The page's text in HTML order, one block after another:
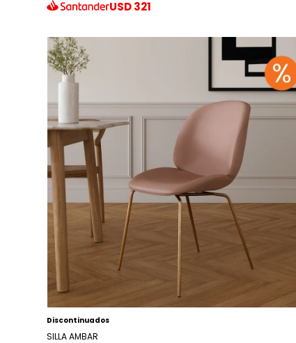
USD321
Discontinuados
SILLA AMBAR